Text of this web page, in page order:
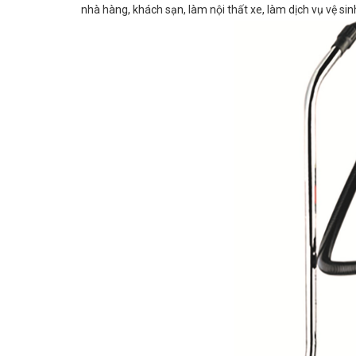
nhà hàng, khách sạn, làm nội thất xe, làm dịch vụ vệ